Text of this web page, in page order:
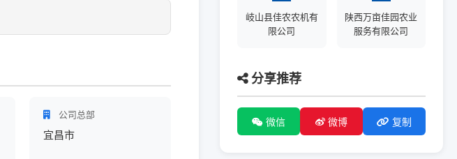
公司总部
宜昌市
岐山县佳农农机有
限公司
陕西万亩佳园农业
服务有限公司
分享推荐
微信 微博 复制